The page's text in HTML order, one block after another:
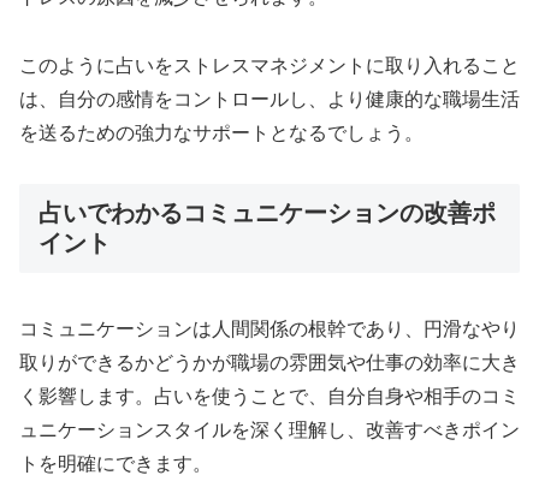
このように占いをストレスマネジメントに取り入れること
は、自分の感情をコントロールし、より健康的な職場生活
を送るための強力なサポートとなるでしょう。
占いでわかるコミュニケーションの改善ポ
イント
コミュニケーションは人間関係の根幹であり、円滑なやり
取りができるかどうかが職場の雰囲気や仕事の効率に大き
く影響します。占いを使うことで、自分自身や相手のコミ
ュニケーションスタイルを深く理解し、改善すべきポイン
トを明確にできます。